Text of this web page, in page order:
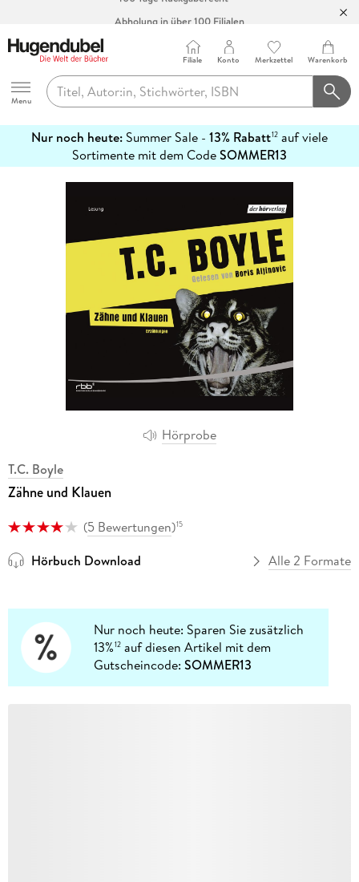
Hugendubel
Menu
Filiale Konto Merkzettel Warenkorb
Nur noch heute: Summer Sale - 13% Rabatt12 auf viele
Sortimente mit dem CodeSOMMER13
erfahren
Hörprobe
T.C. Boyle
Zähne und Klauen
(5 Bewertungen)15
Hörbuch Download Alle 2 Formate
Nur noch heute: Sparen Sie zusätzlich
13%12 auf diesen Artikel mit dem
Gutscheincode:SOMMER13